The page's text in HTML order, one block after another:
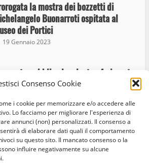
Consenso Cookie
i cookie per memorizzare e/o accedere alle
Lo facciamo per migliorare l'esperienza di
annunci (non) personalizzati. Il consenso a
di elaborare dati quali il comportamento
su questo sito. Il mancato consenso o la
influire negativamente su alcune
la mostra dei bozzetti di
Buonarroti ospitata al
dei Portici
19 Gennaio 2023
pubblico locale, trasferimento
al terminal Riello dal 15 al 17
15 Giugno 2023
Sportivi Studenteschi di Atletica a
Policy Cookie Policy Contatti